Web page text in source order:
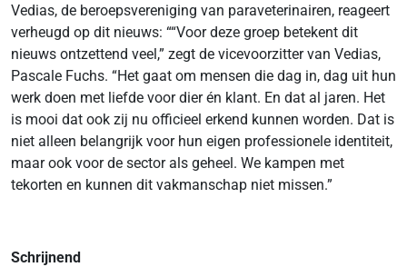
Vedias, de beroepsvereniging van paraveterinairen, reageert
verheugd op dit nieuws: ““Voor deze groep betekent dit
nieuws ontzettend veel,” zegt de vicevoorzitter van Vedias,
Pascale Fuchs. “Het gaat om mensen die dag in, dag uit hun
werk doen met liefde voor dier én klant. En dat al jaren. Het
is mooi dat ook zij nu officieel erkend kunnen worden. Dat is
niet alleen belangrijk voor hun eigen professionele identiteit,
maar ook voor de sector als geheel. We kampen met
tekorten en kunnen dit vakmanschap niet missen.”
Schrijnend